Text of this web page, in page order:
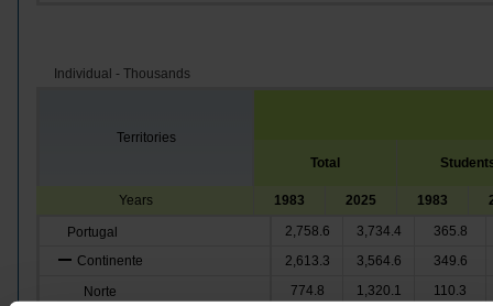
Individual - Thousands
Territories
Total
Years 1983 2025 1983
Portugal 2,758.6 3,734.4
365.8
Continente
2,613.3 3,564.6
349.6
Norte
774.8 1,320.1
110.3